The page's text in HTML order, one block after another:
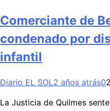
Comerciante de
condenado por
infantil
Diario EL SOL2 años atrás0
La Justicia de Quilmes